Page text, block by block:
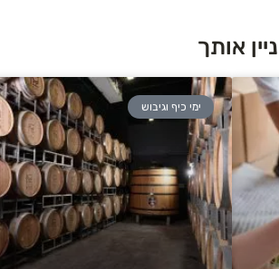
אותך
ימי כיף וגיבוש